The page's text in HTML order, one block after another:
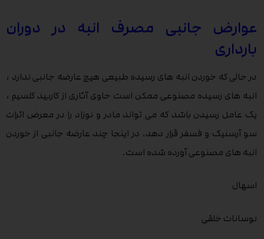
عوارض جانبی مصرف انبه در دوران
بارداری
در حالی که خوردن انبه های رسیده طبیعی هیچ عارضه جانبی ندارد ،
انبه های رسیده مصنوعی ممکن است حاوی آثاری از کاربید کلسیم ،
یک عامل رسیدن باشد که می تواند مادر و نوزاد را در معرض اثرات
سو آرسنیک و فسفر قرار دهد. در اینجا چند عارضه جانبی از خوردن
انبه های مصنوعی آورده شده است.
اسهال
نوسانات خلقی